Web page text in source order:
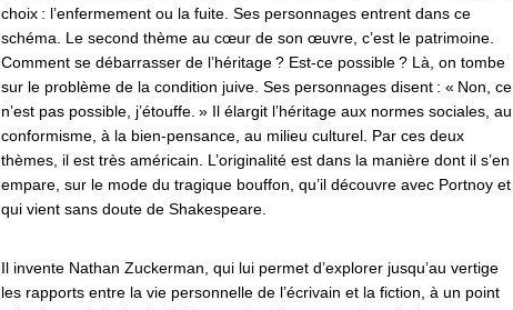
choix : l’enfermement ou la fuite. Ses personnages entrent dans ce
schéma. Le second thème au cœur de son œuvre, c’est le patrimoine.
Comment se débarrasser de l’héritage ? Est-ce possible ? Là, on tombe
sur le problème de la condition juive. Ses personnages disent : « Non, ce
n’est pas possible, j’étouffe. » Il élargit l’héritage aux normes sociales, au
conformisme, à la bien-pensance, au milieu culturel. Par ces deux
thèmes, il est très américain. L’originalité est dans la manière dont il s’en
empare, sur le mode du tragique bouffon, qu’il découvre avec Portnoy et
qui vient sans doute de Shakespeare.
Il invente Nathan Zuckerman, qui lui permet d’explorer jusqu’au vertige
les rapports entre la vie personnelle de l’écrivain et la fiction, à un point